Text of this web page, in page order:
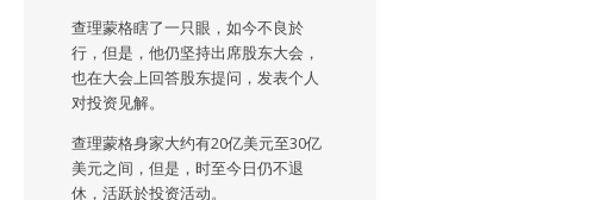
查理蒙格瞎了一只眼，如今不良於
行，但是，他仍坚持出席股东大会，
也在大会上回答股东提问，发表个人
对投资见解。
查理蒙格身家大约有20亿美元至30亿
美元之间，但是，时至今日仍不退
休，活跃於投资活动。